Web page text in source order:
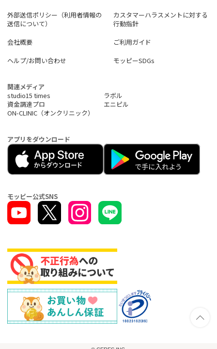
外部送信ポリシー（利用者情報の
送信について）
カスタマーハラスメントに対する
行動指針
会社概要
ご利用ガイド
ヘルプ/お問い合わせ
モッピーSDGs
関連メディア
studio15 times
ラボル
資金調達プロ
エニピル
ON-CLINIC（オンクリニック）
アプリをダウンロード
モッピー公式SNS